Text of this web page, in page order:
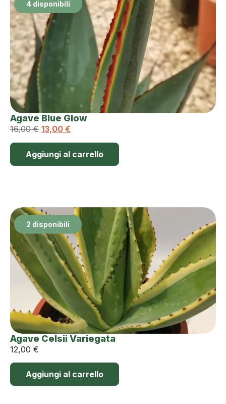
4 disponibili
Agave Blue Glow
16,00€ 13,00 €
Aggiungi al carrello
2 disponibili
Agave Celsii Variegata
12,00 €
Aggiungi al carrello